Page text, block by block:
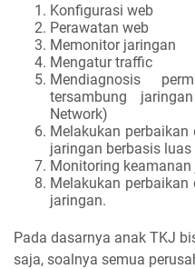
Konfigurasi web
Perawatan web
Memonitor jaringan
Mengatur traffic
Mendiagnosis
tersambung
Network)
Melakukan
jaringan berbasis luas
Monitoring keamanan
Melakukan
jaringan.
Pada dasarnya anak TKJ
saja, soalnya semua